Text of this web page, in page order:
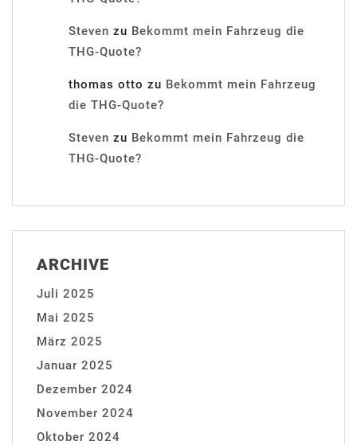
Steven zu Bekommt mein Fahrzeug die
THG-Quote?
thomas otto zu Bekommt mein Fahrzeug
die THG-Quote?
Steven zu Bekommt mein Fahrzeug die
THG-Quote?
ARCHIVE
Juli 2025
Mai 2025
März 2025
Januar 2025
Dezember 2024
November 2024
Oktober 2024